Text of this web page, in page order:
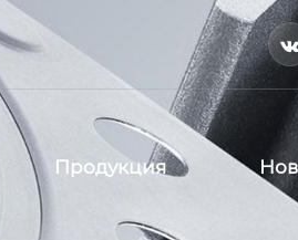

Продукция